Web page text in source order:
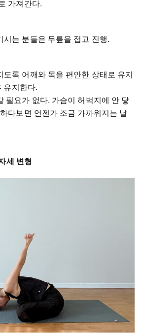
가져간다.
시는 분들은 무릎을 접고 진행.
도록 어깨와 목을 편안한 상태로 유지
유지한다.
필요가 없다. 가슴이 허벅지에 안 닿
다보면 언젠가 조금 가까워지는 날
세 변형